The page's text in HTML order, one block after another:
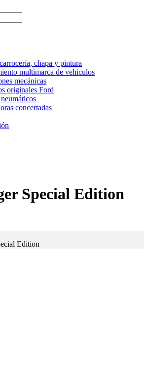
chapa y pintura
multimarca de vehiculos
mecánicas
originales Ford
concertadas
Special Edition
Edition